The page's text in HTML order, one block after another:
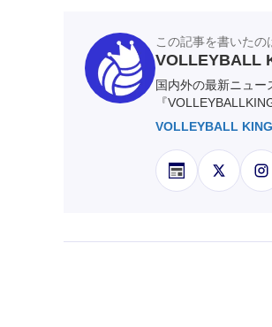
この記事を書いたの
VOLLEYBALL
国内外の最新ニュ
『
VOLLEYBALL